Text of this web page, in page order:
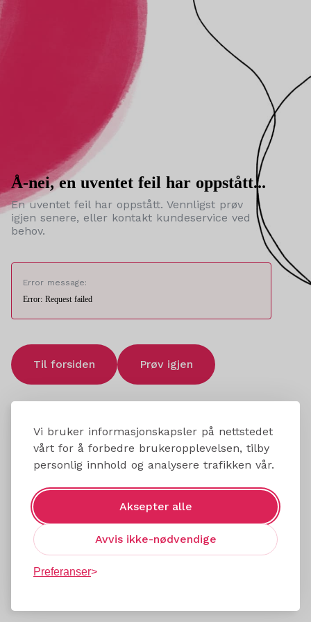
Vi bruker informasjonskapsler på nettstedet
vårt for å forbedre brukeropplevelsen, tilby
personlig innhold og analysere trafikken vår.
Aksepter alle
Avvis ikke-nødvendige
Preferanser
Å-nei, en uventet feil har oppstått...
En uventet feil har oppstått. Vennligst prøv
igjen senere, eller kontakt kundeservice ved
behov.
Error message:
Error: Request failed
Til forsiden Prøv igjen